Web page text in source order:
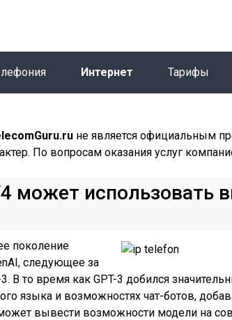
Интернет Тарифы
не является официальным
По вопросам оказания услуг
может использовать
поколение
следующее за
В то время как GPT-3 добился
языка и возможностях чат-ботов,
вывести возможности модели на